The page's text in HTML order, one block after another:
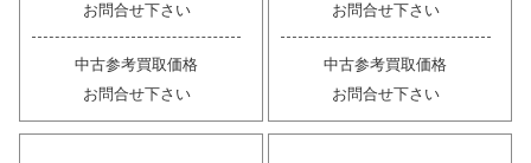
お問合せ下さい
中古参考買取価格
お問合せ下さい
お問合せ下さい
中古参考買取価格
お問合せ下さい